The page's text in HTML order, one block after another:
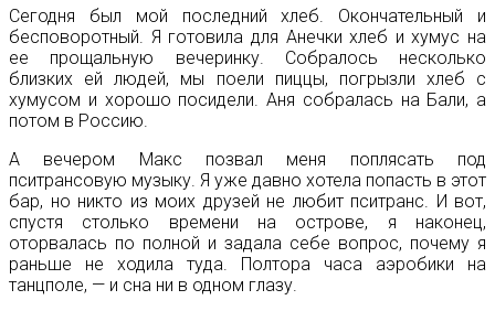
Сегодня был мой последний хлеб. Окончательный и
бесповоротный. Я готовила для Анечки хлеб и хумус на
ее прощальную вечеринку. Собралось несколько
близких ей людей, мы поели пиццы, погрызли хлеб с
хумусом и хорошо посидели. Аня собралась на Бали, а
потом в Россию.
А вечером Макс позвал меня поплясать под
пситрансовую музыку. Я уже давно хотела попасть в этот
бар, но никто из моих друзей не любит пситранс. И вот,
спустя столько времени на острове, я наконец,
оторвалась по полной и задала себе вопрос, почему я
раньше не ходила туда. Полтора часа аэробики на
танцполе, — и сна ни в одном глазу.